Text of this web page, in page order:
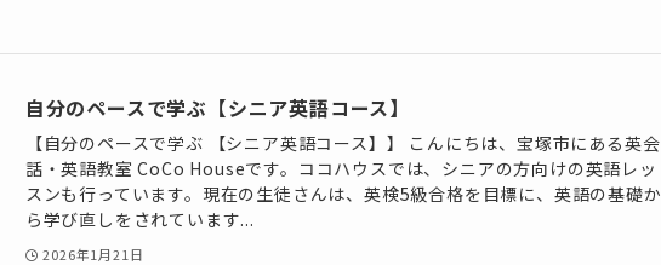
自分のペースで学ぶ【シニア英語コース】
【自分のペースで学ぶ 【シニア英語コース】】 こんにちは、宝塚市にある英会
話・英語教室 CoCo Houseです。ココハウスでは、シニアの方向けの英語レッ
スンも行っています。現在の生徒さんは、英検5級合格を目標に、英語の基礎か
ら学び直しをされています...
2026年1月21日